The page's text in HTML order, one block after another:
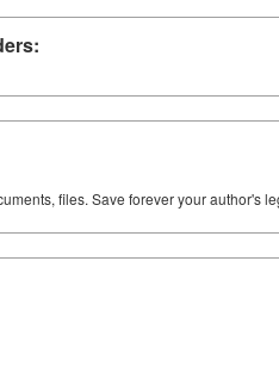
files. Save forever your author's